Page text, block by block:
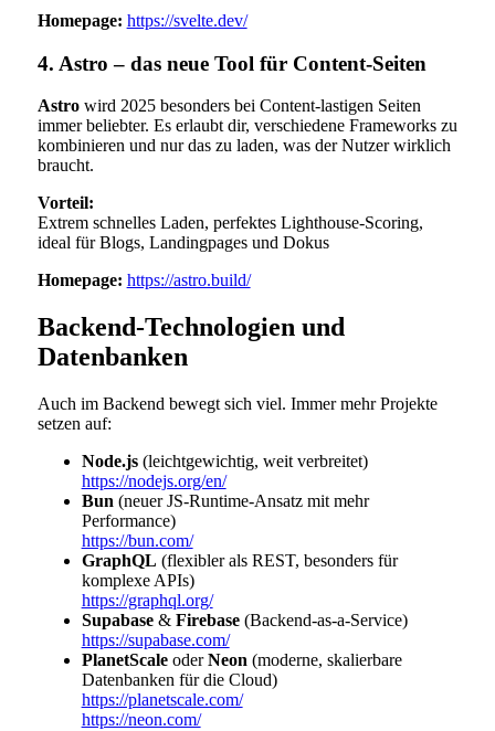
Homepage: https://svelte.dev/
4. Astro – das neue Tool für Content-Seiten
Astrowird 2025 besonders bei Content-lastigen Seiten
immer beliebter. Es erlaubt dir, verschiedene Frameworks zu
kombinieren und nur das zu laden, was der Nutzer wirklich
braucht.
Vorteil:
Extrem schnelles Laden, perfektes Lighthouse-Scoring,
ideal für Blogs, Landingpages und Dokus
Homepage: https://astro.build/
Backend-Technologien und
Datenbanken
Auch im Backend bewegt sich viel. Immer mehr Projekte
setzen auf:
Node.js(leichtgewichtig, weit verbreitet)
https://nodejs.org/en/
Bun (neuer JS-Runtime-Ansatz mit mehr
Performance)
https://bun.com/
GraphQL (flexibler als REST, besonders für
komplexe APIs)
https://graphql.org/
Supabase& Firebase(Backend-as-a-Service)
https://supabase.com/
PlanetScaleoderNeon (moderne, skalierbare
Datenbanken für die Cloud)
https://planetscale.com/
https://neon.com/